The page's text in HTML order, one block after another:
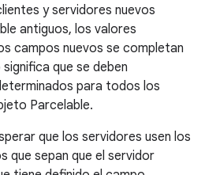
y servidores nuevos
antiguos, los valores
campos nuevos se completan
que se deben
para todos los
Parcelable.
que los servidores usen los
que sepan que el servidor